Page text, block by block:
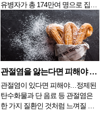
유병자가 총 174만여 명으로 집계
됐다. 과거에 비해서 암유병자가
많아진 이유는 국가에서 실시하는
조기검진의 영향이 크며 이제 곧
200만 명을 넘어설 것이란 예측을
하고 있다. 이 수치는 이제 암은 예
전처럼 무서운 병...
관절염을 앓는다면 피해야 할 음식, 5가지
관절염이 있다면 피해야…정제된
탄수화물과 단 음료 등 관절염은
한 가지 질환인 것처럼 느껴질 수